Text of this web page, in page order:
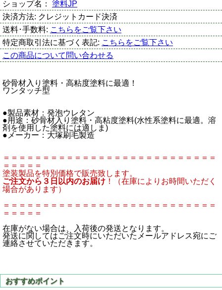
ショップ名： 塗料JP
決済方法: クレジットカード決済
送料･手数料: こちらをご覧下さい
特定商取引法に基づく表記: こちらをご覧下さい
この商品について問い合わせる
砂骨材入り塗料・高粘度塗料に最適！
ワンタッチ型
●製品素材：発泡ウレタン
●用途：砂骨材入り塗料・高粘度塗料(水性系塗料に最適。溶
剤を使用した塗料には適しま)
●メーカー：大塚刷毛製造
＝＝＝＝＝＝＝＝＝＝＝＝＝＝＝＝＝＝＝＝＝＝＝＝＝＝＝
＝＝＝＝＝
塗装製品を特別価格で販売致します。
ご注文から３日以内のお届け ！（在庫によりお時間いただく
場合があります）
＝＝＝＝＝＝＝＝＝＝＝＝＝＝＝＝＝＝＝＝＝＝＝＝＝＝＝
＝＝＝＝＝
在庫がない場合は、入荷後の発送となります。
発送に関してはご注文時にいただいたメールアドレス宛にご
連絡させていただきます。